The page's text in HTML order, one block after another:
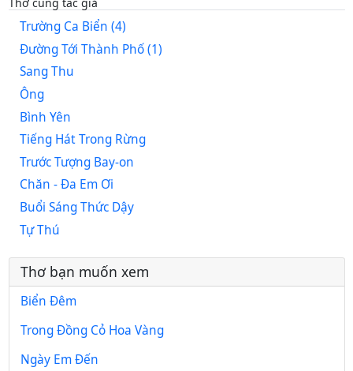
Trường Ca Biển (4)
Đường Tới Thành Phố (1)
Sang Thu
Ông
Bình Yên
Tiếng Hát Trong Rừng
Trước Tượng Bay-on
Chăn - Đa Em Ơi
Buổi Sáng Thức Dậy
Tự Thú
Thơ bạn muốn xem
Biển Đêm
Trong Đồng Cỏ Hoa Vàng
Ngày Em Đến